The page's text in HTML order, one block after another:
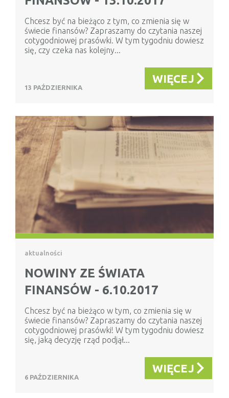
Chcesz być na bieżąco z tym, co zmienia się w
świecie finansów? Zapraszamy do czytania naszej
cotygodniowej prasówki. W tym tygodniu dowiesz
się, czy czeka nas kolejny...
13 PAŹDZIERNIKA
WIĘCEJ
aktualności
NOWINY ZE ŚWIATA
FINANSÓW - 6.10.2017
Chcesz być na bieżąco w tym, co zmienia się w
świecie finansów? Zapraszamy do czytania naszej
cotygodniowej prasówki! W tym tygodniu dowiesz
się, jaką decyzję rząd podjął...
6 PAŹDZIERNIKA
WIĘCEJ